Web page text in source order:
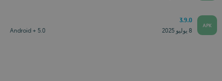
APK
3.9.0
Android + 5.0 8 يوليو 2025